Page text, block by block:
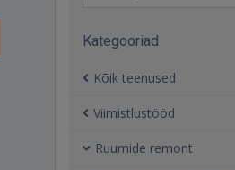
Kategooriad
Kõik teenused
Viimistlustööd
Ruumide remont